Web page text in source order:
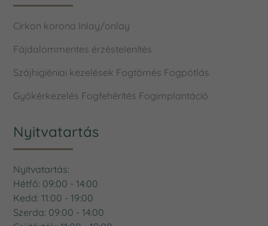
Cirkon korona Inlay/onlay
Fájdalommentes érzéstelenítés
Szájhigiéniai kezelések Fogtömés Fogpótlás
Gyökérkezelés Fogfehérítés Fogimplantáció
Nyitvatartás
Nyitvatartás:
Hétfő: 09:00 - 14:00
Kedd: 11:00 - 19:00
Szerda: 09:00 - 14:00